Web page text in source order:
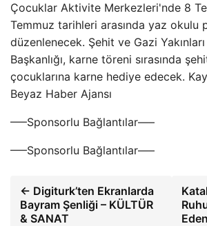
Çocuklar Aktivite Merkezleri'nde 8
Temmuz tarihleri ​​arasında yaz okulu
düzenlenecek. Şehit ve Gazi
Başkanlığı, karne töreni sırasında
çocuklarına karne hediye edecek.
Beyaz Haber Ajansı
—–Sponsorlu Bağlantılar—–
—–Sponsorlu Bağlantılar—–
← Digiturk’ten Ekranlarda
Bayram Şenliği – KÜLTÜR
& SANAT